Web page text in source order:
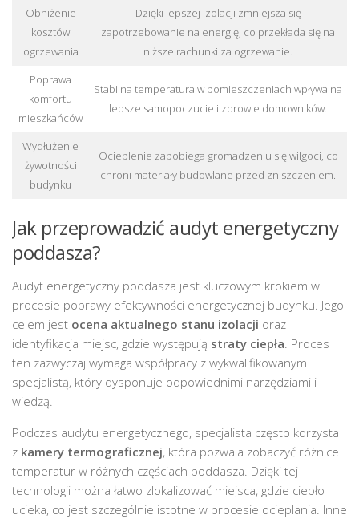
Obniżenie
kosztów
ogrzewania
Dzięki lepszej izolacji zmniejsza się
zapotrzebowanie na energię, co przekłada się na
niższe rachunki za ogrzewanie.
Poprawa
komfortu
mieszkańców
Stabilna temperatura w pomieszczeniach wpływa na
lepsze samopoczucie i zdrowie domowników.
Wydłużenie
żywotności
budynku
Ocieplenie zapobiega gromadzeniu się wilgoci, co
chroni materiały budowlane przed zniszczeniem.
Jak przeprowadzić audyt energetyczny
poddasza?
Audyt energetyczny poddasza jest kluczowym krokiem w
procesie poprawy efektywności energetycznej budynku. Jego
celem jest ocena aktualnego stanu izolacji oraz
identyfikacja miejsc, gdzie występują straty ciepła . Proces
ten zazwyczaj wymaga współpracy z wykwalifikowanym
specjalistą, który dysponuje odpowiednimi narzędziami i
wiedzą.
Podczas audytu energetycznego, specjalista często korzysta
z kamery termograficznej, która pozwala zobaczyć różnice
temperatur w różnych częściach poddasza. Dzięki tej
technologii można łatwo zlokalizować miejsca, gdzie ciepło
ucieka, co jest szczególnie istotne w procesie ocieplania. Inne